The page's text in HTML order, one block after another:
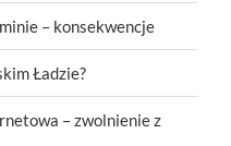
– konsekwencje
Ładzie?
– zwolnienie z